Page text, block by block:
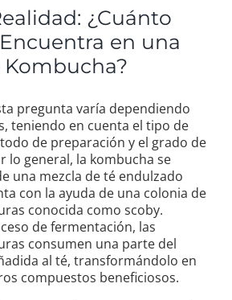
¿Cuánto
en una
pregunta varía dependiendo
teniendo en cuenta el tipo de
de preparación y el grado de
lo general, la kombucha se
una mezcla de té endulzado
con la ayuda de una colonia de
conocida como scoby.
de fermentación, las
consumen una parte del
al té, transformándolo en
compuestos beneficiosos.